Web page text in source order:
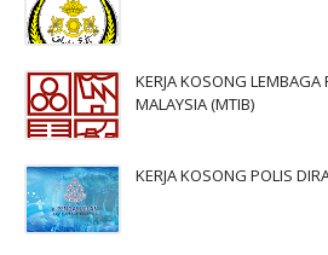
KERJA KOSONG LEMBAGA
MALAYSIA (MTIB)
KERJA KOSONG POLIS